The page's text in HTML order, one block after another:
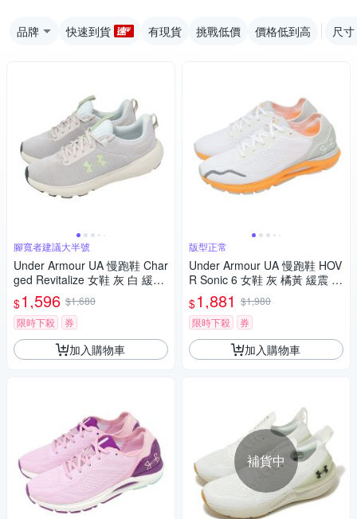
品牌 快速到貨 有現貨 挑戰低價 價格低到高 尺寸
腳寬者建議大半號
Under Armour UA 慢跑鞋 Char
ged Revitalize 女鞋 灰 白 緩震
運動鞋 3026683104
$1,596 $1,680
限時下殺
券
加入購物車
版型正常
Under Armour UA 慢跑鞋 HOV
R Sonic 6 女鞋 灰 橘黃 緩震 運
動鞋 UA 3026128106
$1,881 $1,980
限時下殺
券
加入購物車
補貨中